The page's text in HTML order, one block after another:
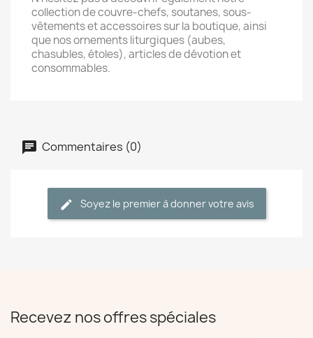
collection de couvre-chefs, soutanes, sous-
vêtements et accessoires sur la boutique, ainsi
que nos ornements liturgiques (aubes,
chasubles, étoles), articles de dévotion et
consommables.
Commentaires (0)
Soyez le premier à donner votre avis
Recevez nos offres spéciales